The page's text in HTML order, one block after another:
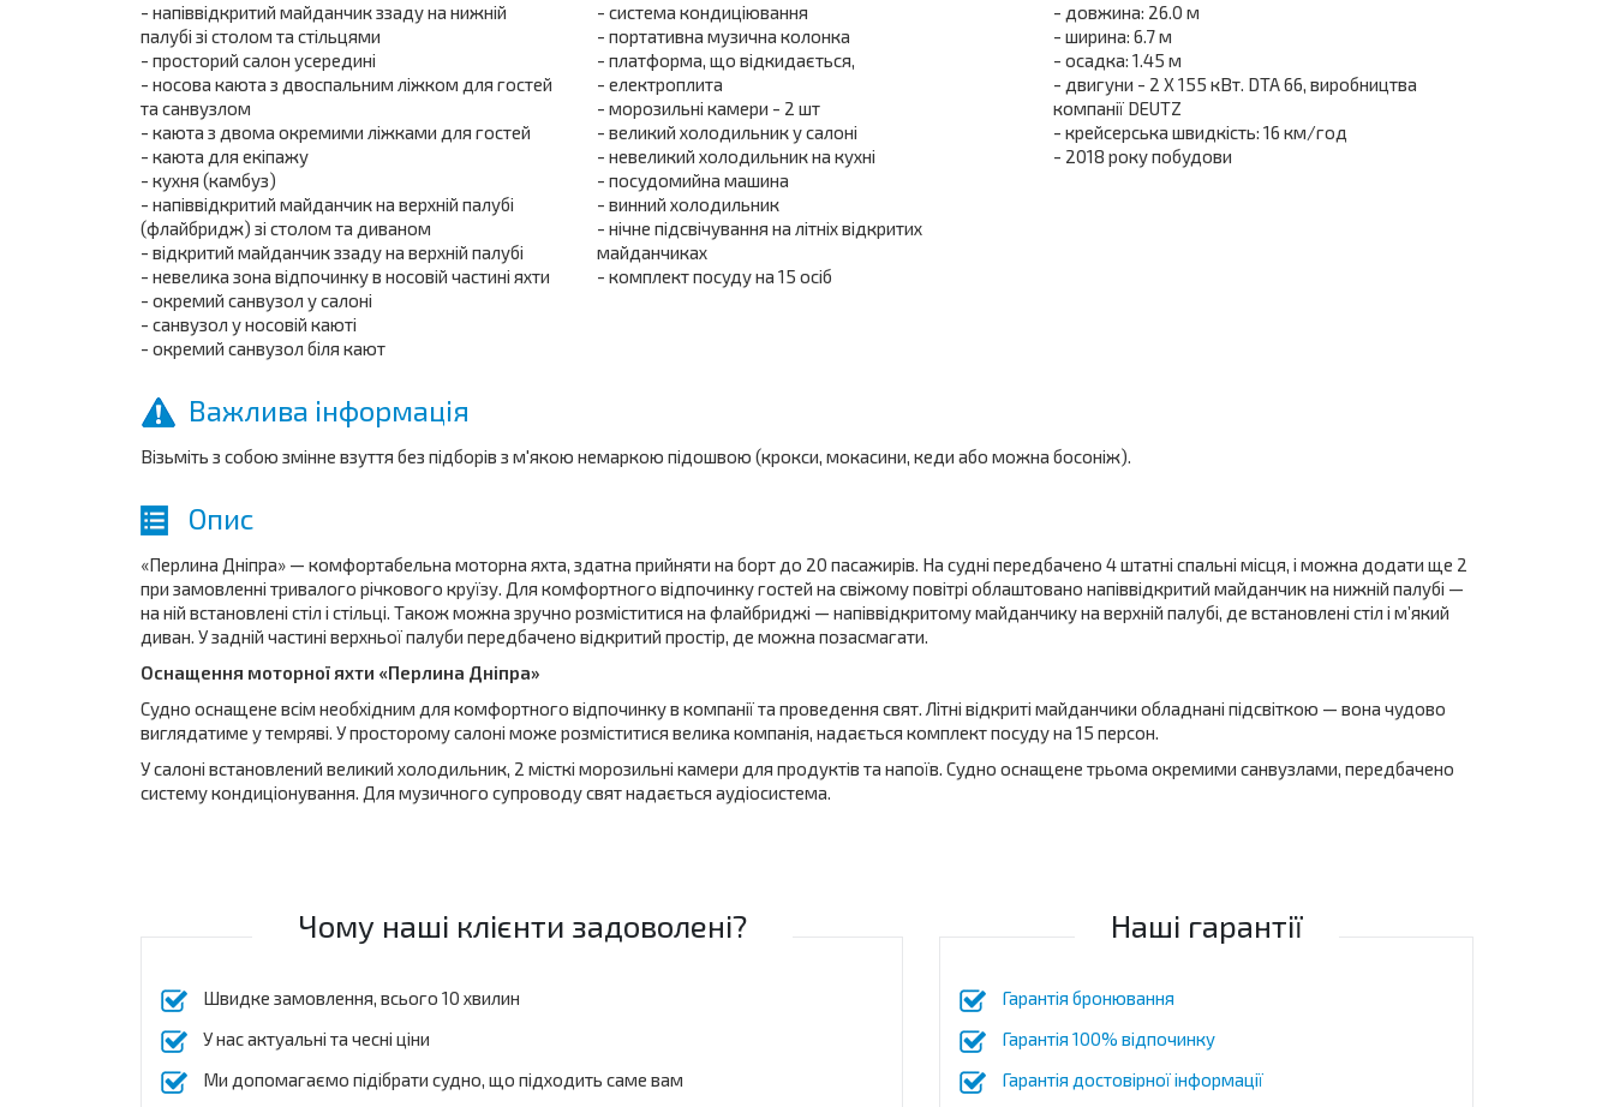
- напіввідкритий майданчик ззаду на нижній
палубі зі столом та стільцями
- просторий салон усередині
- носова каюта з двоспальним ліжком для гостей
та санвузлом
- каюта з двома окремими ліжками для гостей
- каюта для екіпажу
- кухня (камбуз)
- напіввідкритий майданчик на верхній палубі
(флайбридж) зі столом та диваном
- відкритий майданчик ззаду на верхній палубі
- невелика зона відпочинку в носовій частині яхти
- окремий санвузол у салоні
- санвузол у носовій каюті
- окремий санвузол біля кают
- система кондиціювання
- портативна музична колонка
- платформа, що відкидається,
- електроплита
- морозильні камери - 2 шт
- великий холодильник у салоні
- невеликий холодильник на кухні
- посудомийна машина
- винний холодильник
- нічне підсвічування на літніх відкритих
майданчиках
- комплект посуду на 15 осіб
- довжина: 26.0 м
- ширина: 6.7 м
- осадка: 1.45 м
- двигуни - 2 Х 155 кВт. DTA 66, виробництва
компанії DEUTZ
- крейсерська швидкість: 16 км/год
- 2018 року побудови
Важлива інформація
Візьміть з собою змінне взуття без підборів з м'якою немаркою підошвою (крокси, мокасини, кеди або можна босоніж).
Опис
«Перлина Дніпра» — комфортабельна моторна яхта, здатна прийняти на борт до 20 пасажирів. На судні передбачено 4 штатні спальні місця, і можна додати ще 2
при замовленні тривалого річкового круїзу. Для комфортного відпочинку гостей на свіжому повітрі облаштовано напіввідкритий майданчик на нижній палубі —
на ній встановлені стіл і стільці. Також можна зручно розміститися на флайбриджі — напіввідкритому майданчику на верхній палубі, де встановлені стіл і м’який
диван. У задній частині верхньої палуби передбачено відкритий простір, де можна позасмагати.
Оснащення моторної яхти «Перлина Дніпра»
Судно оснащене всім необхідним для комфортного відпочинку в компанії та проведення свят. Літні відкриті майданчики обладнані підсвіткою — вона чудово
виглядатиме у темряві. У просторому салоні може розміститися велика компанія, надається комплект посуду на 15 персон.
У салоні встановлений великий холодильник, 2 місткі морозильні камери для продуктів та напоїв. Судно оснащене трьома окремими санвузлами, передбачено
систему кондиціонування. Для музичного супроводу свят надається аудіосистема.
Чому наші клієнти задоволені?
Швидке замовлення, всього 10 хвилин
У нас актуальні та чесні ціни
Ми допомагаємо підібрати судно, що підходить саме вам
Наші гарантії
Гарантія бронювання
Гарантія 100% відпочинку
Гарантія достовірної інформації